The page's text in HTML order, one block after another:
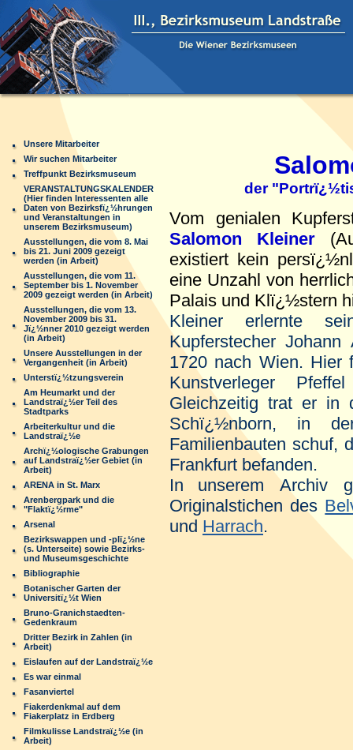
Unsere Mitarbeiter
Wir suchen Mitarbeiter
Treffpunkt Bezirksmuseum
VERANSTALTUNGSKALENDER
(Hier finden Interessenten alle
Daten von Bezirksfï¿½hrungen
und Veranstaltungen in
unserem Bezirksmuseum)
Ausstellungen, die vom 8. Mai
bis 21. Juni 2009 gezeigt
werden (in Arbeit)
Ausstellungen, die vom 11.
September bis 1. November
2009 gezeigt werden (in Arbeit)
Ausstellungen, die vom 13.
November 2009 bis 31.
Jï¿½nner 2010 gezeigt werden
(in Arbeit)
Unsere Ausstellungen in der
Vergangenheit (in Arbeit)
Unterstï¿½tzungsverein
Am Heumarkt und der
Landstraï¿½er Teil des
Stadtparks
Arbeiterkultur und die
Landstraï¿½e
Archï¿½ologische Grabungen
auf Landstraï¿½er Gebiet (in
Arbeit)
ARENA in St. Marx
Arenbergpark und die
"Flaktï¿½rme"
Arsenal
Bezirkswappen und -plï¿½ne
(s. Unterseite) sowie Bezirks-
und Museumsgeschichte
Bibliographie
Botanischer Garten der
Universitï¿½t Wien
Bruno-Granichstaedten-
Gedenkraum
Dritter Bezirk in Zahlen (in
Arbeit)
Eislaufen auf der Landstraï¿½e
Es war einmal
Fasanviertel
Fiakerdenkmal auf dem
Fiakerplatz in Erdberg
Filmkulisse Landstraï¿½e (in
Arbeit)
der "Portrï¿½tist"
Vom genialen
Salomon Kleiner
existiert kein
eine Unzahl von
Palais und Klï¿½stern
Kleiner erlernte
Kupferstecher
1720 nach Wien. Hier
Kunstverleger
Gleichzeitig trat er in
Schï¿½nborn, in
Familienbauten schuf,
Frankfurt befanden.
In
unserem Archiv
Originalstichen des
und Harrach.